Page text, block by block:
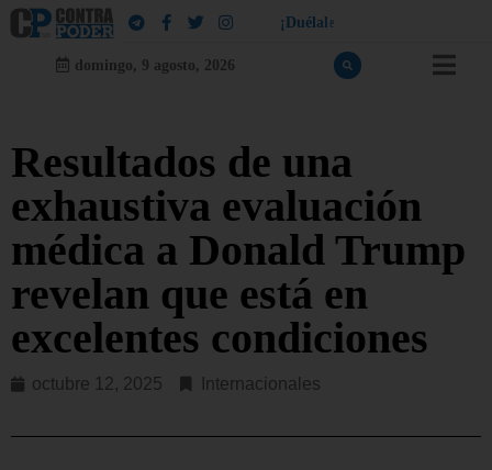
¡ Dué a e
domingo, 9 agosto, 2026
Resultados de una
exhaustiva evaluación
médica a Donald Trump
revelan que está en
excelentes condiciones
octubre 12, 2025 Internacionales